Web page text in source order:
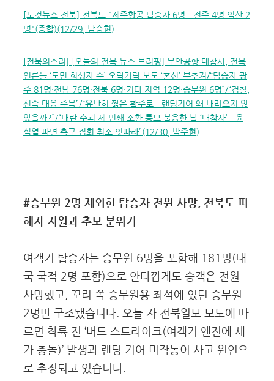
[노컷뉴스 전북] 전북도 "제주항공 탑승자 6명…전주 4명·익산 2
명"(종합)(12/29, 남승현)
[전북의소리] [오늘의 전북 뉴스 브리핑] 무안공항 대참사, 전북
언론들 ‘도민 희생자 수’ 오락가락 보도 ‘혼선’ 부추겨/“탑승자 광
주 81명·전남 76명·전북 6명·기타 지역 12명·승무원 6명”/“검찰,
신속 대응 주목”/“유난히 짧은 활주로…랜딩기어 왜 내려오지 않
았을까?”/“내란 수괴 세 번째 소환 통보 불응한 날 ‘대참사’…윤
석열 파면 촉구 집회 취소 잇따라”(12/30, 박주현)
#승무원 2명 제외한 탑승자 전원 사망, 전북도 피
해자 지원과 추모 분위기
여객기 탑승자는 승무원 6명을 포함해 181명(태
국 국적 2명 포함)으로 안타깝게도 승객은 전원
사망했고, 꼬리 쪽 승무원용 좌석에 있던 승무원
2명만 구조됐습니다. 오늘 자 전북일보 보도에 따
르면 착륙 전 ‘버드 스트라이크(여객기 엔진에 새
가 충돌)’ 발생과 랜딩 기어 미작동이 사고 원인으
로 추정되고 있습니다.